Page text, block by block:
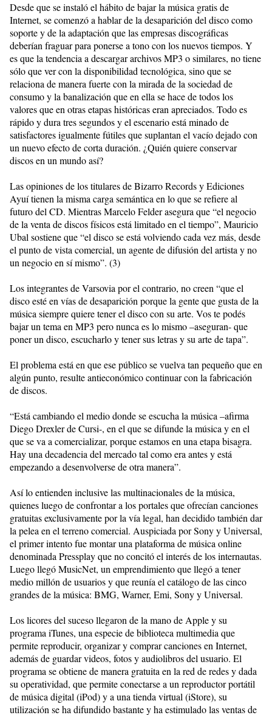
Desde que se instaló el hábito de bajar la música gratis de
Internet, se comenzó a hablar de la desaparición del disco como
soporte y de la adaptación que las empresas discográficas
deberían fraguar para ponerse a tono con los nuevos tiempos. Y
es que la tendencia a descargar archivos MP3 o similares, no tiene
sólo que ver con la disponibilidad tecnológica, sino que se
relaciona de manera fuerte con la mirada de la sociedad de
consumo y la banalización que en ella se hace de todos los
valores que en otras etapas históricas eran apreciados. Todo es
rápido y dura tres segundos y el escenario está minado de
satisfactores igualmente fútiles que suplantan el vacío dejado con
un nuevo efecto de corta duración. ¿Quién quiere conservar
discos en un mundo así?
Las opiniones de los titulares de Bizarro Records y Ediciones
Ayuí tienen la misma carga semántica en lo que se refiere al
futuro del CD. Mientras Marcelo Felder asegura que “el negocio
de la venta de discos físicos está limitado en el tiempo”, Mauricio
Ubal sostiene que “el disco se está volviendo cada vez más, desde
el punto de vista comercial, un agente de difusión del artista y no
un negocio en sí mismo”. (3)
Los integrantes de Varsovia por el contrario, no creen “que el
disco esté en vías de desaparición porque la gente que gusta de la
música siempre quiere tener el disco con su arte. Vos te podés
bajar un tema en MP3 pero nunca es lo mismo –aseguran- que
poner un disco, escucharlo y tener sus letras y su arte de tapa”.
El problema está en que ese público se vuelva tan pequeño que en
algún punto, resulte antieconómico continuar con la fabricación
de discos.
“Está cambiando el medio donde se escucha la música –afirma
Diego Drexler de Cursi-, en el que se difunde la música y en el
que se va a comercializar, porque estamos en una etapa bisagra.
Hay una decadencia del mercado tal como era antes y está
empezando a desenvolverse de otra manera”.
Así lo entienden inclusive las multinacionales de la música,
quienes luego de confrontar a los portales que ofrecían canciones
gratuitas exclusivamente por la vía legal, han decidido también dar
la pelea en el terreno comercial. Auspiciada por Sony y Universal,
el primer intento fue montar una plataforma de música online
denominada Pressplay que no concitó el interés de los internautas.
Luego llegó MusicNet, un emprendimiento que llegó a tener
medio millón de usuarios y que reunía el catálogo de las cinco
grandes de la música: BMG, Warner, Emi, Sony y Universal.
Los licores del suceso llegaron de la mano de Apple y su
programa iTunes, una especie de biblioteca multimedia que
permite reproducir, organizar y comprar canciones en Internet,
además de guardar videos, fotos y audiolibros del usuario. El
programa se obtiene de manera gratuita en la red de redes y dada
su operatividad, que permite conectarse a un reproductor portátil
de música digital (iPod) y a una tienda virtual (iStore), su
utilización se ha difundido bastante y ha estimulado las ventas de